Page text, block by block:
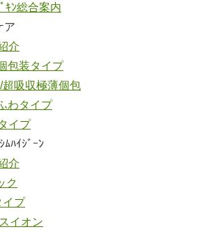
ｷﾝ総合案内
ア
介
包装タイプ
吸収極薄個包
わタイプ
イプ
ﾑﾊｲｼﾞｰﾝ
介
ク
イプ
イオン